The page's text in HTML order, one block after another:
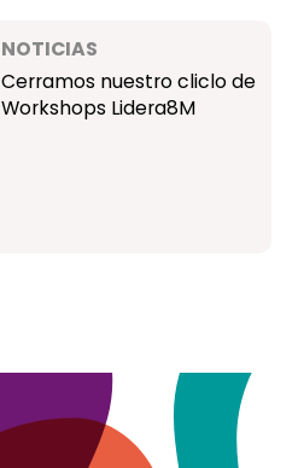
NOTICIAS
Cerramos nuestro cliclo de
Workshops Lidera8M